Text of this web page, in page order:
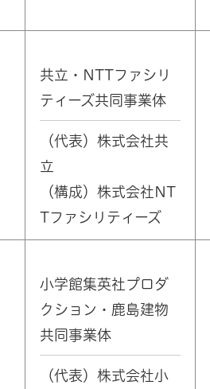
共立・NTTファシリ
ティーズ共同事業体
（代表）株式会社共
立
（構成）株式会社NT
Tファシリティーズ
小学館集英社プロダ
クション・鹿島建物
共同事業体
（代表）株式会社小